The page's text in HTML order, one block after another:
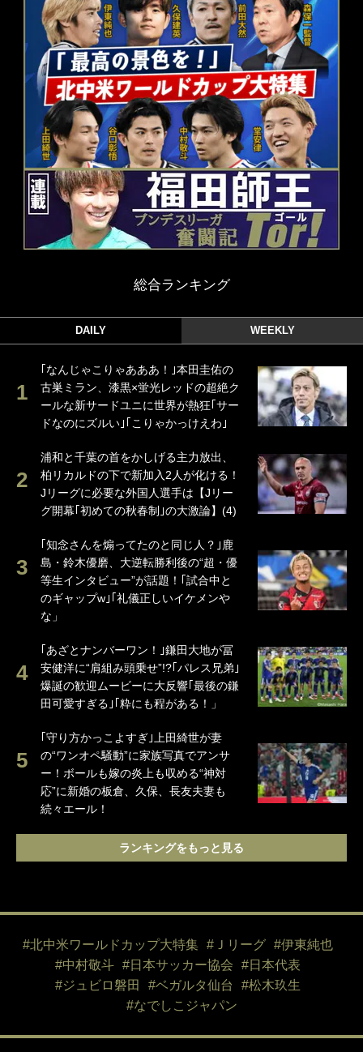
総合ランキング
DAILY WEEKLY
｢なんじゃこりゃあああ！｣本田圭佑の
古巣ミラン、漆黒×蛍光レッドの超絶ク
ールな新サードユニに世界が熱狂｢サー
ドなのにズルい｣｢こりゃかっけえわ｣
浦和と千葉の首をかしげる主力放出、
柏リカルドの下で新加入2人が化ける！
Jリーグに必要な外国人選手は【Jリー
グ開幕｢初めての秋春制｣の大激論】(4)
｢知念さんを煽ってたのと同じ人？｣鹿
島・鈴木優磨、大逆転勝利後の“超・優
等生インタビュー”が話題！｢試合中と
のギャップw｣｢礼儀正しいイケメンや
な」
｢あざとナンバーワン！｣鎌田大地が冨
安健洋に“肩組み頭乗せ”!?｢パレス兄弟｣
爆誕の歓迎ムービーに大反響｢最後の鎌
田可愛すぎる｣｢粋にも程がある！」
｢守り方かっこよすぎ｣上田綺世が妻
の“ワンオペ騒動”に家族写真でアンサ
ー！ボールも嫁の炎上も収める“神対
応”に新婚の板倉、久保、長友夫妻も
続々エール！
ランキングをもっと見る
#北中米ワールドカップ大特集 #Ｊリーグ
#伊東純也
#中村敬斗
#日本サッカー協会
#日本代表
#ジュビロ磐田
#ベガルタ仙台
#松木玖生
#なでしこジャパン